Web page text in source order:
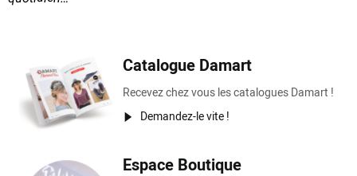
Catalogue Damart
Recevez chez vous les catalogues Damart !
Demandez-le vite !
Espace Boutique